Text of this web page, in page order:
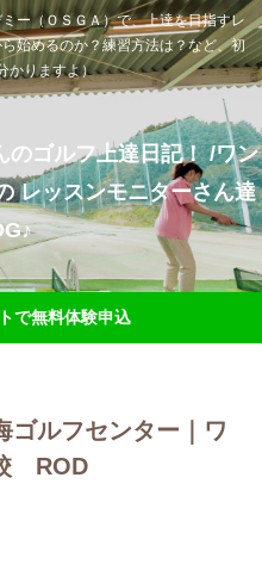
ー（ＯＳＧＡ）で、上達を目指すレ
始めるのか？練習方法は？など、初
かりますよ）
のゴルフ上達日記！ /ワン
レッスンモニターさん達
で無料体験申込
ルフセンター｜ワ
校 ROD